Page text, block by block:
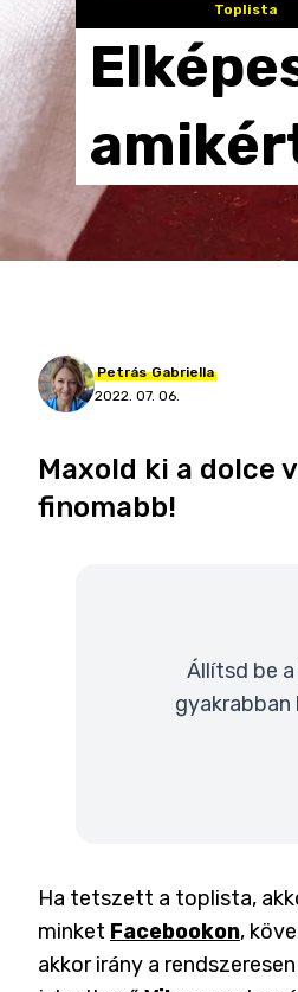
Toplista
Petrás Gabriella
2022. 07. 06.
Maxold ki a dolce
finomabb!
Állítsd be
Ha tetszett a toplista,
minket Facebookon,
akkor irány a